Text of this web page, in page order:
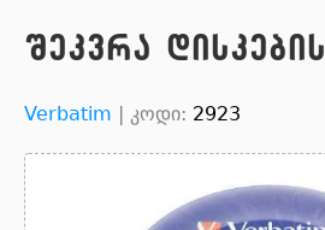
შეკვრა დისკების
Verbatim | კოდი: 2923